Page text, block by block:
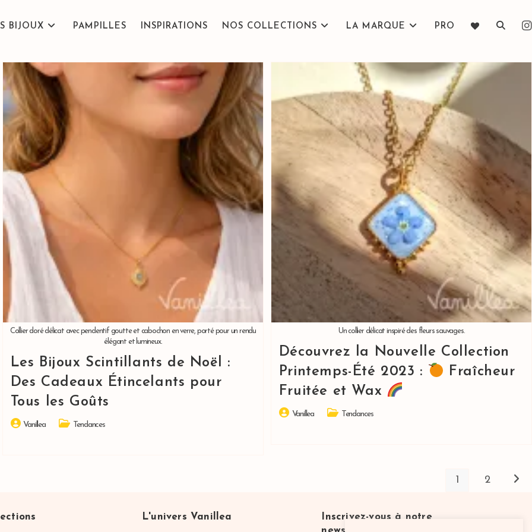
BIJOUX PAMPILLES INSPIRATIONS NOS COLLECTIONS LA MARQUE PRO Toggle
search
Collier doré délicat avec pendentif goutte et cabochon en verre, porté pour un rendu
élégant et lumineux.
Les Bijoux Scintillants de Noël :
Des Cadeaux Étincelants pour
Tous les Goûts
Auteur/autrice
Vanillea
Post Tendances
Un collier délicat inspiré des fleurs sauvages.
Découvrez la Nouvelle Collection
Printemps-Été 2023 :
Fraîcheur
Fruitée et Wax
Auteur/autrice
Vanillea
Post Tendances
1 2 Aller
L'univers Vanillea
Inscrivez-vous à notre